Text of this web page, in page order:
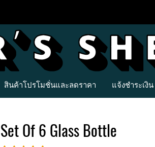
สินค้าโปรโมชั่นและลดราคา แจ้งชำระเงิน
Set Of 6 Glass Bottle